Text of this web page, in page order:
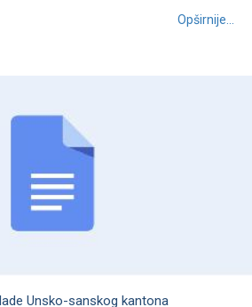
Opširnije...
Unsko-sanskog kantona